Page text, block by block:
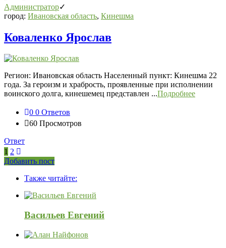
Администратор
город: Ивановская область, Кинешма
Коваленко Ярослав
Регион: Ивановская область Населенный пункт: Кинешма 22
года. За героизм и храбрость, проявленные при исполнении
воинского долга, кинешемец представлен ...Подробнее
0 0 Ответов
60 Просмотров
Ответ
1 2
Боковая
панель
Добавить пост
120x600Также читайте:
Васильев Евгений